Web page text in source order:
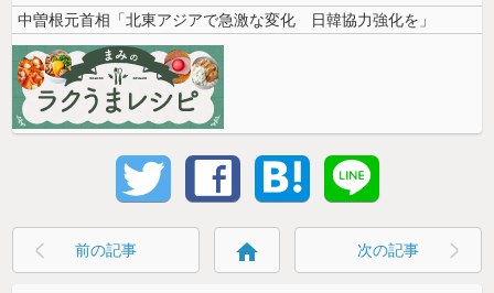
中曽根元首相「北東アジアで急激な変化 日韓協力強化を」
前の記事 home 次の記事